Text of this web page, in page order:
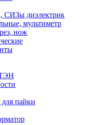
СИЗы диэлектрик
мультиметр
нож
пайки